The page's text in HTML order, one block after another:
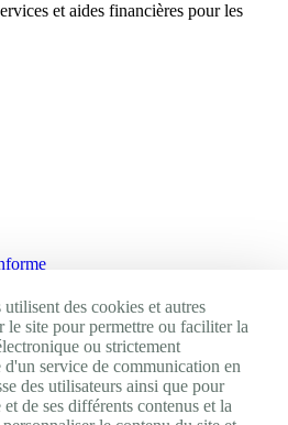
et aides financières pour les
des cookies et autres
le site pour permettre ou faciliter la
ou strictement
d'un service de communication en
des utilisateurs ainsi que pour
de ses différents contenus et la